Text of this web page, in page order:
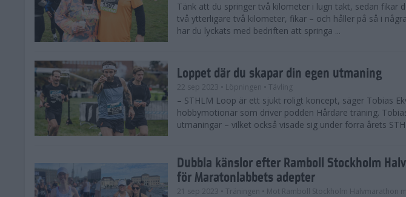
Tänk att du springer två kilometer i lugn takt, sedan fikar
två ytterligare två kilometer, fikar – och håller på så i
har du lyckats med bedriften att springa ...
Loppet där du skapar din egen utmaning
22 sep 2023 • Löpningen • Tävling
– STHLM Loop är ett sjukt roligt koncept, säger Tobias
hobbymotionär som driver podden Hårdare träning.
utmaningar – vilket också visade sig under förra årets
Dubbla känslor efter Ramboll Stockholm
för Maratonlabbets adepter
21 sep 2023 • Träningen • Mot Ramboll Stockholm Halvmarathon